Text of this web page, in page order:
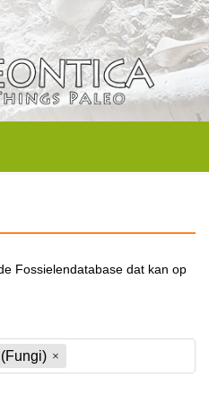
Fossielendatabase dat kan op